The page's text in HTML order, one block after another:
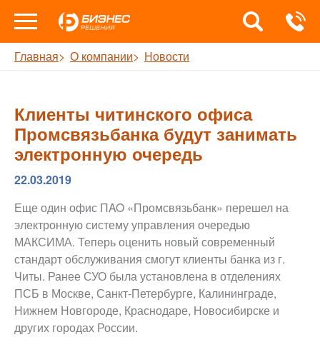
Главная О компании Новости
Клиенты читинского офиса
Промсвязьбанка будут занимать
электронную очередь
22.03.2019
Еще один офис ПAO «Промсвязьбанк» перешел на
электронную систему управления очередью
МАКСИМА. Теперь оценить новый современный
стандарт обслуживания смогут клиенты банка из г.
Читы. Ранее СУО была установлена в отделениях
ПСБ в Москве, Санкт-Петербурге, Калининграде,
Нижнем Новгороде, Краснодаре, Новосибирске и
других городах России.